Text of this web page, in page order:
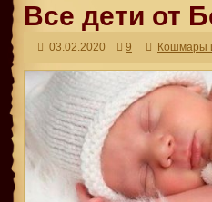
Все дети от
03.02.2020 9 Кошмары